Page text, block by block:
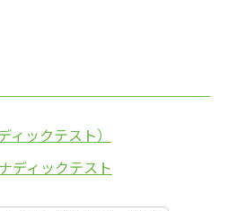
ィックテスト）
ディックテスト